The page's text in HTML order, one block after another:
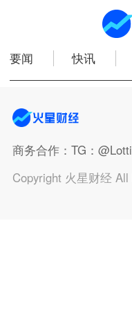
要闻 快讯
商务合作：TG：
Copyright 火星财经